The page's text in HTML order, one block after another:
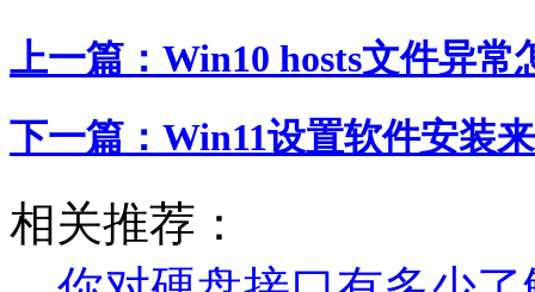
上一篇： Win10 hosts文件异常
下一篇： Win11设置软件安装
相关推荐：